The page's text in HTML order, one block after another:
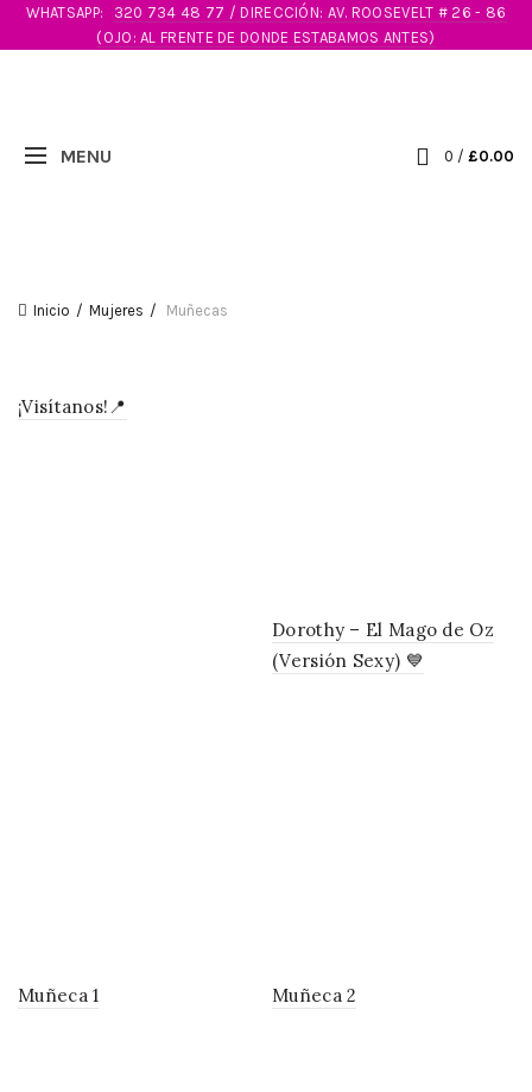
WHATSAPP:
320 734 48 77 / DIRECCIÓN: AV. ROOSEVELT # 26 - 86
(OJO: AL FRENTE DE DONDE ESTABAMOS ANTES)
0 / £0.00
Inicio Mujeres Muñecas
¡Visítanos!📍
Dorothy – El Mago de Oz
(Versión Sexy) 💙
Muñeca 1 Muñeca 2